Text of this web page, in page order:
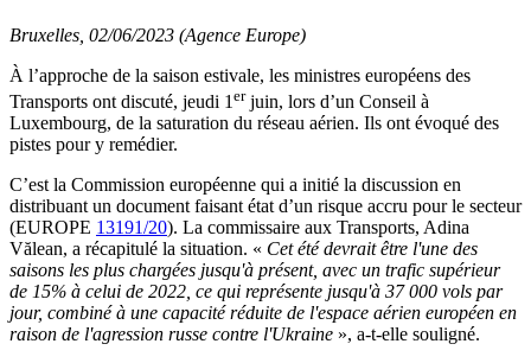
Bruxelles, 02/06/2023 (Agence Europe)
À l’approche de la saison estivale, les ministres européens des
Transports ont discuté, jeudi 1 erjuin, lors d’un Conseil à
Luxembourg, de la saturation du réseau aérien. Ils ont évoqué des
pistes pour y remédier.
C’est la Commission européenne qui a initié la discussion en
distribuant un document faisant état d’un risque accru pour le secteur
(EUROPE 13191/20). La commissaire aux Transports, Adina
Vălean, a récapitulé la situation. « Cet été devrait être l'une des
saisons les plus chargées jusqu'à présent, avec un trafic supérieur
de 15% à celui de 2022, ce qui représente jusqu'à 37 000 vols par
jour, combiné à une capacité réduite de l'espace aérien européen en
raison de l'agression russe contre l'Ukraine », a-t-elle souligné.